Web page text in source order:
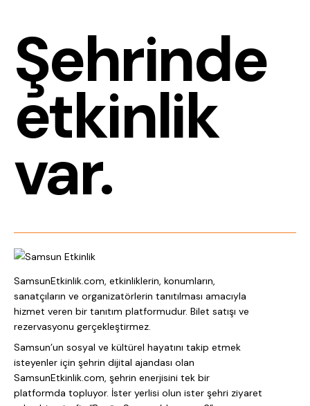
Şehrinde
etkinlik
var.
SamsunEtkinlik.com, etkinliklerin, konumların,
sanatçıların ve organizatörlerin tanıtılması amacıyla
hizmet veren bir tanıtım platformudur. Bilet satışı ve
rezervasyonu gerçekleştirmez.
Samsun’un sosyal ve kültürel hayatını takip etmek
isteyenler için şehrin dijital ajandası olan
SamsunEtkinlik.com, şehrin enerjisini tek bir
platformda topluyor. İster yerlisi olun ister şehri ziyaret